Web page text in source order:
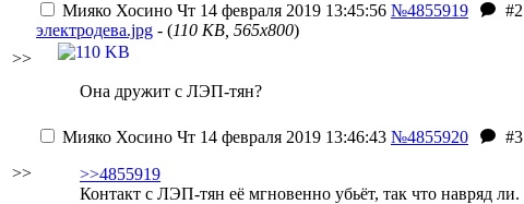
>>
Мияко Хосино Чт 14 февраля 2019 13:45:56 №4855919
#2
электродева.jpg - (110 KB, 565x800)
Она дружит с ЛЭП-тян?
>>
Мияко Хосино Чт 14 февраля 2019 13:46:43 №4855920
#3
>>4855919
Контакт с ЛЭП-тян её мгновенно убьёт, так что навряд ли.